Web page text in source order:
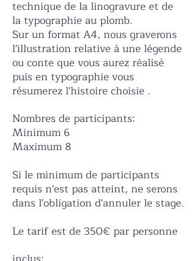
technique de la linogravure et de
la typographie au plomb.
Sur un format A4, nous graverons
l'illustration relative à une légende
ou conte que vous aurez réalisé
puis en typographie vous
résumerez l'histoire choisie .
Nombres de participants:
Minimum 6
Maximum 8
Si le minimum de participants
requis n'est pas atteint, ne serons
dans l'obligation d'annuler le stage.
Le tarif est de 350€ par personne